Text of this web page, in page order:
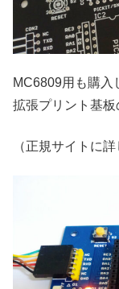
MC6809用も購入
拡張プリント基板
（正規サイトに